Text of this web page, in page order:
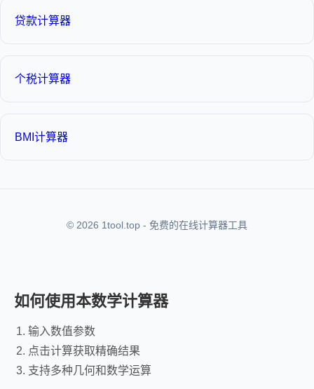
贷款计算器
个税计算器
BMI计算器
© 2026 1tool.top - 免费的在线计算器工具
如何使用本数学计算器
输入数值参数
点击计算获取精确结果
支持多种几何和数学运算